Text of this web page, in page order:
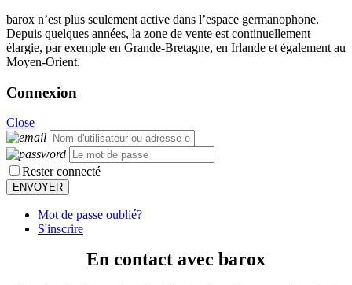
barox n’est plus seulement active dans l’espace germanophone.
Depuis quelques années, la zone de vente est continuellement
élargie, par exemple en Grande-Bretagne, en Irlande et également au
Moyen-Orient.
Connexion
Close
Rester connecté
Mot de passe oublié?
S'inscrire
En contact avec barox